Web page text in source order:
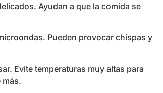
Ayudan a que la comida se
Pueden provocar chispas y
Evite temperaturas muy altas para
más.